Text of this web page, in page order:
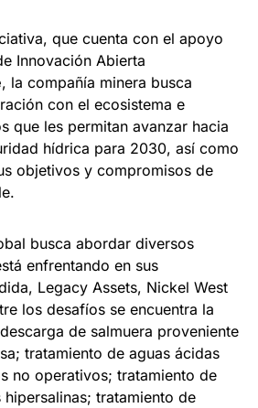
que cuenta con el apoyo
Innovación Abierta
, la compañía minera busca
con el ecosistema e
que les permitan avanzar hacia
hídrica para 2030, así como
objetivos y compromisos de
busca abordar diversos
enfrentando en sus
Legacy Assets, Nickel West
los desafíos se encuentra la
de salmuera proveniente
tratamiento de aguas ácidas
no operativos; tratamiento de
hipersalinas; tratamiento de